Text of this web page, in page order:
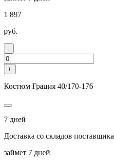
1 897
руб.
-
+
Костюм Грация 40/170-176
7 дней
Доставка со складов поставщика
займет 7 дней